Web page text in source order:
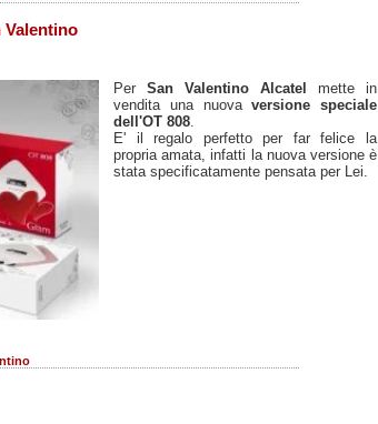
Valentino
Per San Valentino Alcatel mette in
vendita una nuovaversione speciale
dell'OT 808.
E' il regalo perfetto per far felice la
propria amata, infatti la nuova versione è
stata specificatamente pensata per Lei.